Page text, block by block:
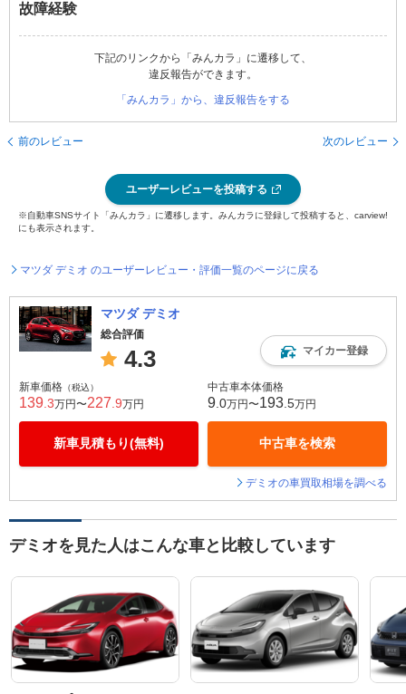
故障経験
下記のリンクから「みんカラ」に遷移して、
違反報告ができます。
「みんカラ」から、違反報告をする
前のレビュー 次のレビュー
ユーザーレビューを投稿する
※自動車SNSサイト「みんカラ」に遷移します。みんカラに登録して投稿すると、carview!
にも表示されます。
マツダ デミオ のユーザーレビュー・評価一覧のページに戻る
マツダ デミオ
総合評価
4.3 マイカー登録
新車価格 （税込）
139 .3万円〜227 .9万円
新車見積もり(無料)
中古車本体価格
9 .0万円〜193 .5万円
中古車を検索
デミオの車買取相場を調べる
デミオを見た人はこんな車と比較しています